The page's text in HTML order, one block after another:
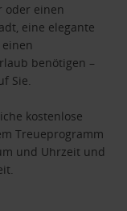
oder einen
eine elegante
benötigen –
Sie.
kostenlose
Treueprogramm
und Uhrzeit und